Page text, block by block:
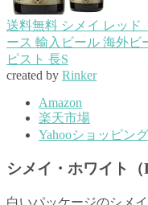
送料無料 シメイ レッド
ース 輸入ビール 海外ビ
ピスト 長S
created by Rinker
Amazon
楽天市場
Yahooショッピング
シメイ・ホワイト
白いパッケージのシメイ